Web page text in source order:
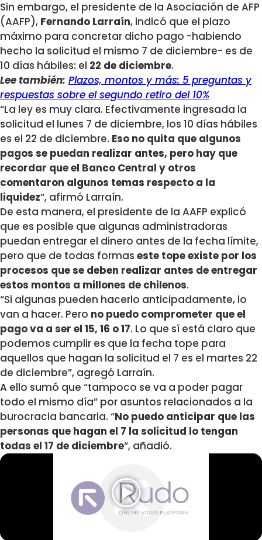
Sin embargo, el presidente de la Asociación de AFP
(AAFP), Fernando Larraín, indicó que el plazo
máximo para concretar dicho pago -habiendo
hecho la solicitud el mismo 7 de diciembre- es de
10 días hábiles: el 22 de diciembre.
Lee también: Plazos, montos y más: 5 preguntas y
respuestas sobre el segundo retiro del 10%
“La ley es muy clara. Efectivamente ingresada la
solicitud el lunes 7 de diciembre, los 10 días hábiles
es el 22 de diciembre. Eso no quita que algunos
pagos se puedan realizar antes, pero hay que
recordar que el Banco Central y otros
comentaron algunos temas respecto a la
liquidez“, afirmó Larraín.
De esta manera, el presidente de la AAFP explicó
que es posible que algunas administradoras
puedan entregar el dinero antes de la fecha límite,
pero que de todas formas este tope existe por los
procesos que se deben realizar antes de entregar
estos montos a millones de chilenos.
“Si algunas pueden hacerlo anticipadamente, lo
van a hacer. Pero no puedo comprometer que el
pago va a ser el 15, 16 o 17. Lo que sí está claro que
podemos cumplir es que la fecha tope para
aquellos que hagan la solicitud el 7 es el martes 22
de diciembre”, agregó Larraín.
A ello sumó que “tampoco se va a poder pagar
todo el mismo día” por asuntos relacionados a la
burocracia bancaria. “No puedo anticipar que las
personas que hagan el 7 la solicitud lo tengan
todas el 17 de diciembre“, añadió.